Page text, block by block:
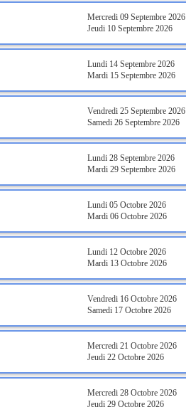
Mercredi 09 Septembre 2026
Jeudi 10 Septembre 2026
Lundi 14 Septembre 2026
Mardi 15 Septembre 2026
Vendredi 25 Septembre 2026
Samedi 26 Septembre 2026
Lundi 28 Septembre 2026
Mardi 29 Septembre 2026
Lundi 05 Octobre 2026
Mardi 06 Octobre 2026
Lundi 12 Octobre 2026
Mardi 13 Octobre 2026
Vendredi 16 Octobre 2026
Samedi 17 Octobre 2026
Mercredi 21 Octobre 2026
Jeudi 22 Octobre 2026
Mercredi 28 Octobre 2026
Jeudi 29 Octobre 2026